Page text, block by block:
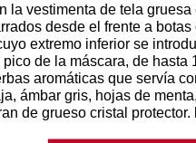
la vestimenta de tela
desde el frente a
extremo inferior se
de la máscara, de
aromáticas que servía
ámbar gris, hojas de
de grueso cristal protector.